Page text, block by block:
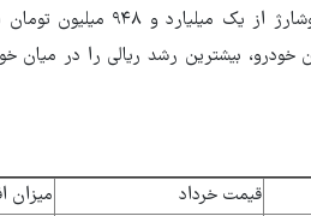
۷۹۲ میلیون تومانی این خودرو، بیشترین رشد ریالی
قیمت خرداد
میزان